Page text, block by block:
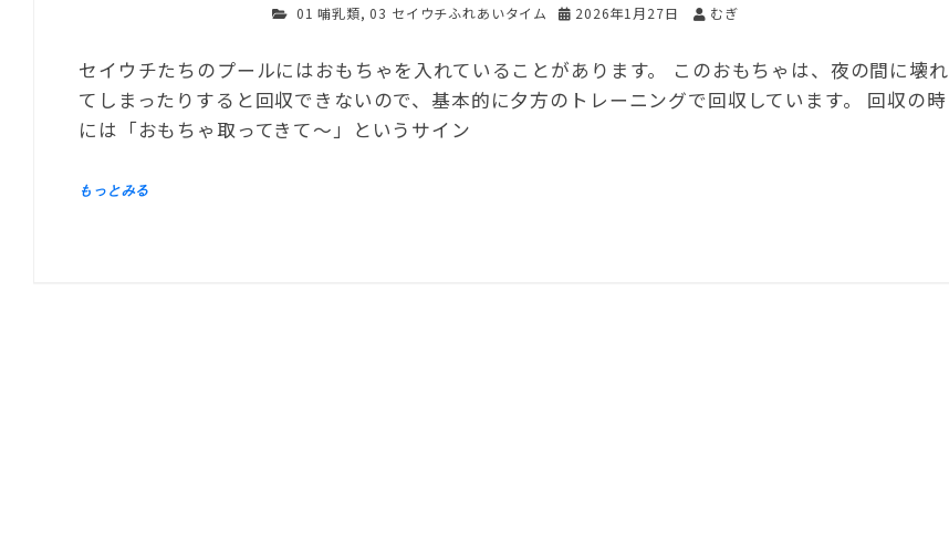
01 哺乳類,03 セイウチふれあいタイム 2026年1月27日 むぎ
セイウチたちのプールにはおもちゃを入れていることがあります。 このおもちゃは、夜の間に壊れ
てしまったりすると回収できないので、基本的に夕方のトレーニングで回収しています。 回収の時
には「おもちゃ取ってきて～」というサイン